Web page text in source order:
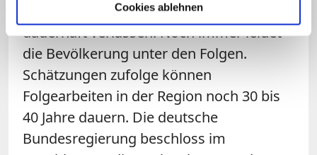
Cookies ablehnen
mussten das Gebiet vorübergehend oder
dauerhaft verlassen. Noch immer leidet
die Bevölkerung unter den Folgen.
Schätzungen zufolge können
Folgearbeiten in der Region noch 30 bis
40 Jahre dauern. Die deutsche
Bundesregierung beschloss im